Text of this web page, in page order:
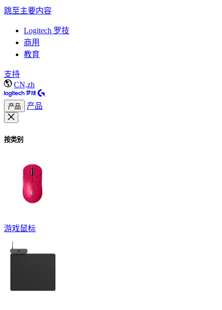
跳至主要内容
Logitech 罗技
商用
教育
支持
CN,zh
产品 产品
按类别
游戏鼠标